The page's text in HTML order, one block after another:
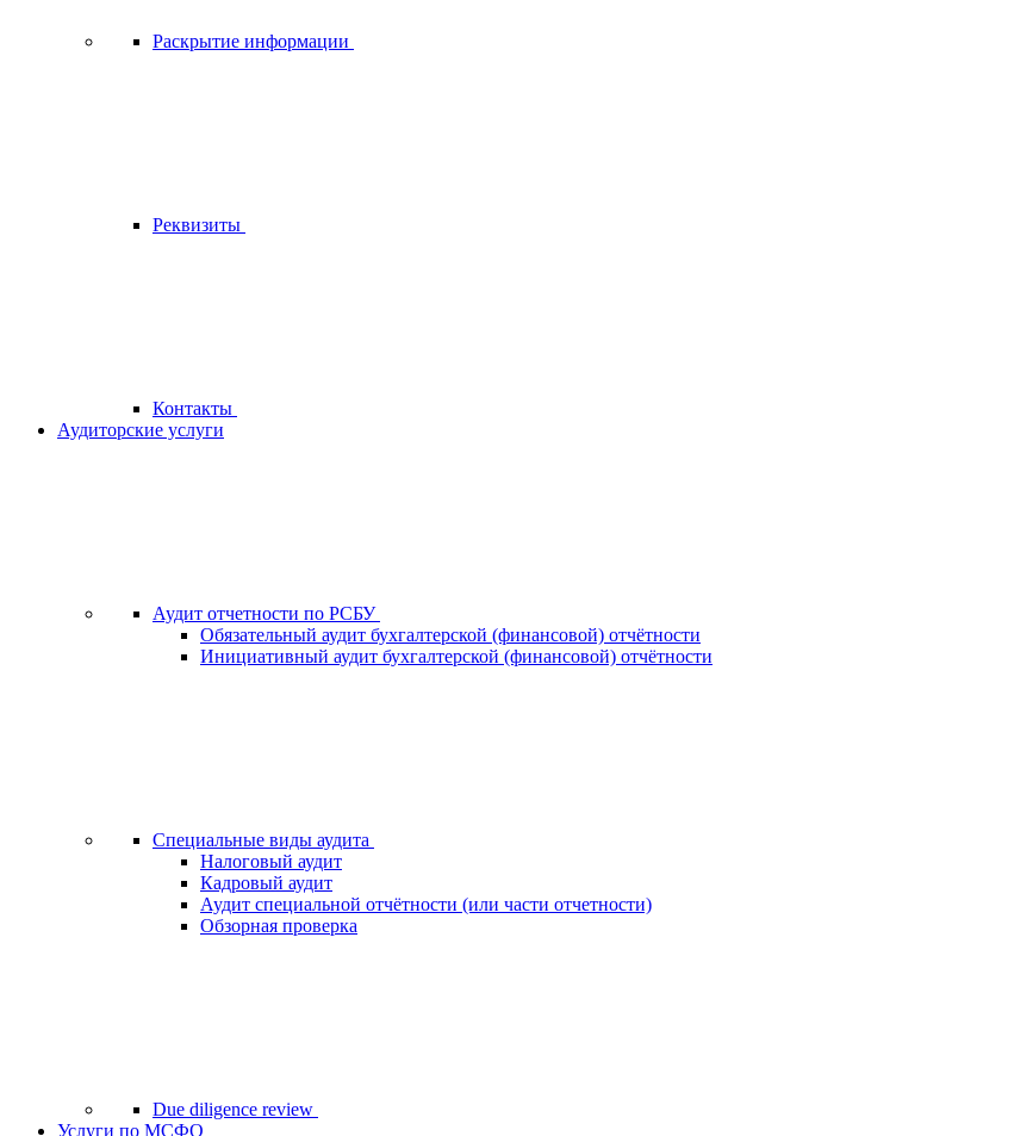
Раскрытие информации
Реквизиты
Контакты
Аудиторские услуги
Аудит отчетности по РСБУ
Обязательный аудит бухгалтерской (финансовой) отчётности
Инициативный аудит бухгалтерской (финансовой) отчётности
Специальные виды аудита
Налоговый аудит
Кадровый аудит
Аудит специальной отчётности (или части отчетности)
Обзорная проверка
Due diligence review
Услуги по МСФО